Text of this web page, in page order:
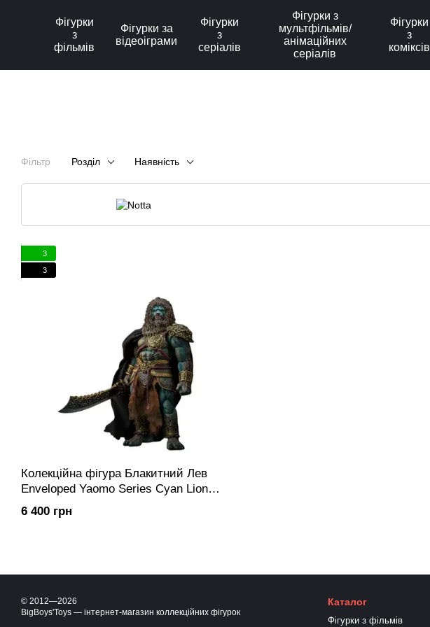
Фігурки
з
фільмів
Фігурки за
відеоіграми
Фігурки
з
серіалів
Фігурки з
мультфільмів/
анімаційних
серіалів
Фігурки
з
коміксів
Фільтр Розділ Наявність
3
3
Колекційна фігура Блакитний Лев
Enveloped Yaomo Series Cyan Lion
(Standard Ver.) 1/12
6 400 грн
© 2012—2026
BigBoys'Toys — інтернет-магазин коллекційних фігурок
Каталог
Фігурки з фільмів